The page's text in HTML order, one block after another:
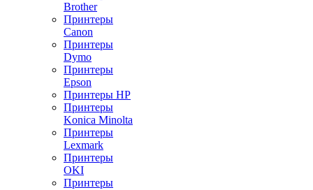
Brother
Принтеры
Canon
Принтеры
Dymo
Принтеры
Epson
Принтеры HP
Принтеры
Konica Minolta
Принтеры
Lexmark
Принтеры
OKI
Принтеры